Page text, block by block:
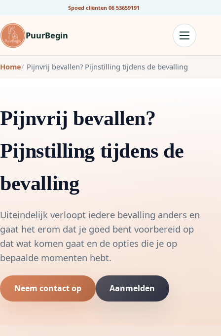
Spoed cliënten 06 53659191
PuurBegin
Home Pijnvrij bevallen? Pijnstilling tijdens de bevalling
Pijnvrij bevallen?
Pijnstilling tijdens de
bevalling
Uiteindelijk verloopt iedere bevalling anders en
gaat het erom dat je goed bent voorbereid op
dat wat komen gaat en de opties die je op
bepaalde momenten hebt.
Neem contact op Aanmelden